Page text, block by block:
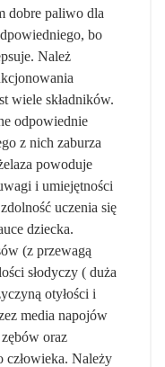
dobre paliwo dla
bo
Należ
wiele składników.
odpowiednie
z nich zaburza
powoduje
i umiejętności
uczenia się
dziecka.
(z przewagą
słodyczy ( duża
otyłości i
media napojów
oraz
człowieka. Należy